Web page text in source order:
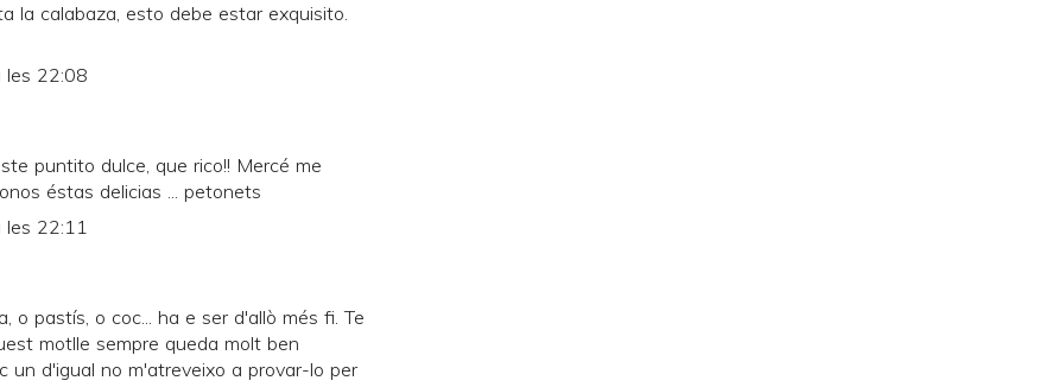
la calabaza, esto debe estar exquisito.
les 22:08
puntito dulce, que rico!! Mercé me
éstas delicias ... petonets
les 22:11
o pastís, o coc... ha e ser d'allò més fi. Te
motlle sempre queda molt ben
un d'igual no m'atreveixo a provar-lo per